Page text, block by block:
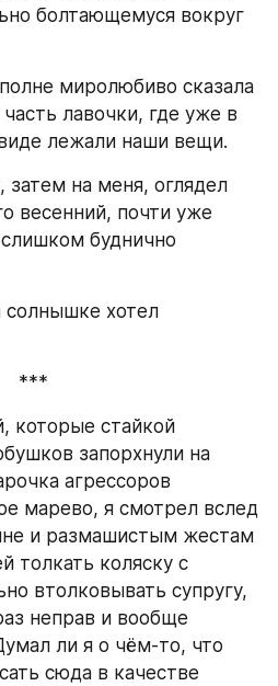
болтающемуся вокруг
миролюбиво сказала
лавочки, где уже в
лежали наши вещи.
на меня, оглядел
весенний, почти уже
буднично
хотел
***
которые стайкой
запорхнули на
агрессоров
марево, я смотрел вслед
и размашистым жестам
толкать коляску с
втолковывать супругу,
неправ и вообще
ли я о чём-то, что
сюда в качестве